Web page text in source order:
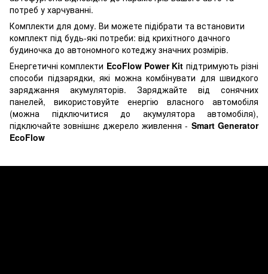
потреб у харчуванні.
Комплекти для дому. Ви можете підібрати та встановити
комплект під будь-які потреби: від крихітного дачного
будиночка до автономного котеджу значних розмірів.
Енергетичні комплекти EcoFlow Power Kit підтримують різні
способи підзарядки, які можна комбінувати для швидкого
заряджання акумуляторів. Заряджайте від сонячних
панелей, використовуйте енергію власного автомобіля
(можна підключитися до акумулятора автомобіля),
підключайте зовнішнє джерело живлення - Smart Generator
EcoFlow